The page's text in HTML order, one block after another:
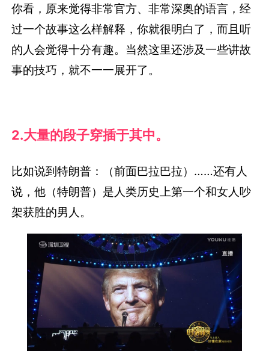
你看，原来觉得非常官方、非常深奥的语言，经
过一个故事这么样解释，你就很明白了，而且听
的人会觉得十分有趣。当然这里还涉及一些讲故
事的技巧，就不一一展开了。
2.大量的段子穿插于其中。
比如说到特朗普：（前面巴拉巴拉）……还有人
说，他（特朗普）是人类历史上第一个和女人吵
架获胜的男人。